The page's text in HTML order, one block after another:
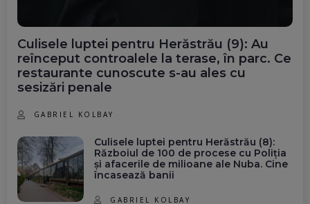
Culisele luptei pentru Herăstrău (9): Au
reînceput controalele la terase, în parc. Ce
restaurante cunoscute s-au ales cu
sesizări penale
GABRIEL KOLBAY
Culisele luptei pentru Herăstrău (8):
Războiul de 100 de procese cu Poliția
și afacerile de milioane ale Nuba. Cine
încasează banii
GABRIEL KOLBAY